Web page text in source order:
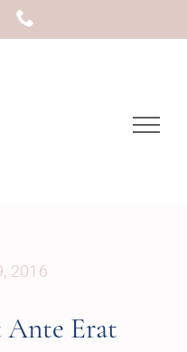
2016
Ante Erat